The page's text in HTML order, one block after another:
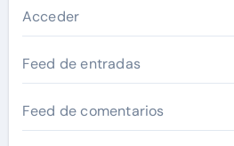
Acceder
Feed de entradas
Feed de comentarios